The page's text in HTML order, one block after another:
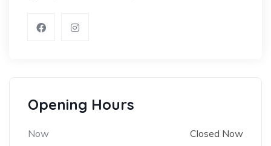
Opening Hours
Now Closed Now